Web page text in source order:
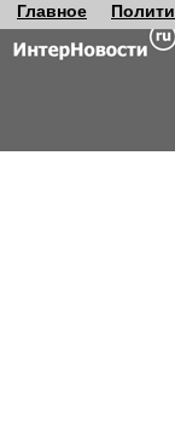
Главное